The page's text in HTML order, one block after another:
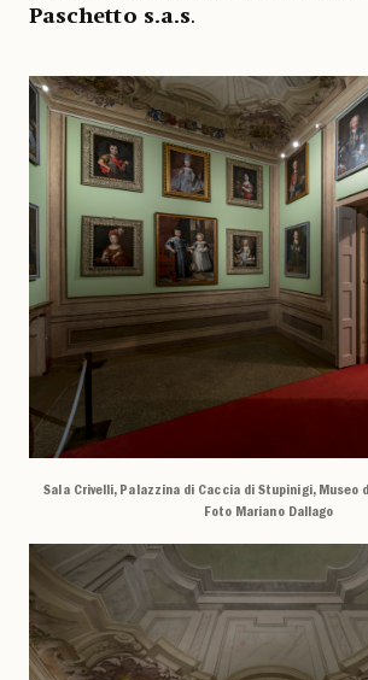
Paschetto s.a.s.
Sala Crivelli, Palazzina di Caccia di Stupinigi, Museo
Foto Mariano Dallago